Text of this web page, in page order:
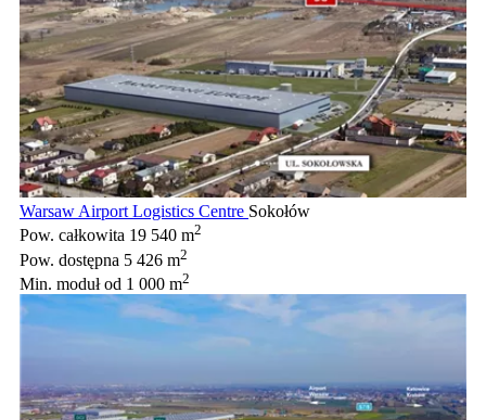
Warsaw Airport Logistics Centre Sokołów
Pow. całkowita 19 540 m2
Pow. dostępna 5 426 m2
Min. modułod 1 000 m2